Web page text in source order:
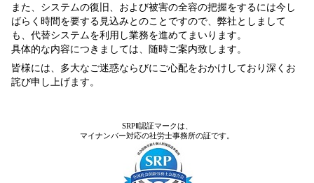
また、システムの復旧、および被害の全容の把握をするには今し
ばらく時間を要する見込みとのことですので、弊社としまして
も、代替システムを利用し業務を進めてまいります。
具体的な内容につきましては、随時ご案内致します。
皆様には、多大なご迷惑ならびにご心配をおかけしており深くお
詫び申し上げます。
SRPⅡ認証マークは、
マイナンバー対応の社労士事務所の証です。